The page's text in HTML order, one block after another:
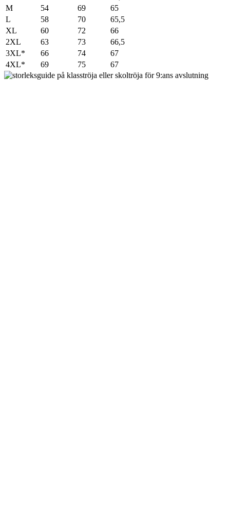
M
54 69
65
L
58 70
65,5
XL
60 72
66
2XL
63 73
66,5
3XL*
66 74
67
4XL*
69 75 67